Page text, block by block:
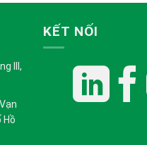
III,
Hồ
KẾT NỐI